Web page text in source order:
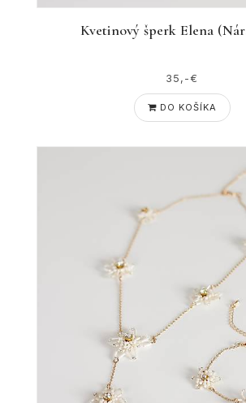
Kvetinový šperk Elena
35,-€
DO KOŠÍKA